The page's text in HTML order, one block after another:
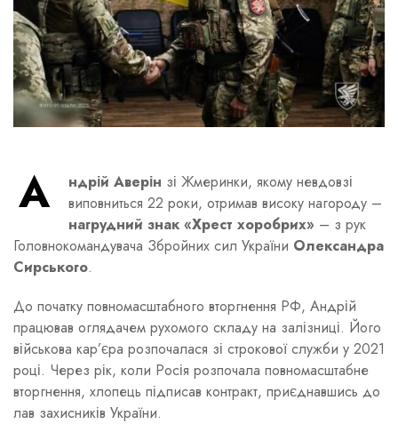
А ндрій Аверін зі Жмеринки, якому невдовзі
виповниться 22 роки, отримав високу нагороду –
нагрудний знак «Хрест хоробрих» – з рук
Головнокомандувача Збройних сил України Олександра
Сирського.
До початку повномасштабного вторгнення РФ, Андрій
працював оглядачем рухомого складу на залізниці. Його
військова кар’єра розпочалася зі строкової служби у 2021
році. Через рік, коли Росія розпочала повномасштабне
вторгнення, хлопець підписав контракт, приєднавшись до
лав захисників України.